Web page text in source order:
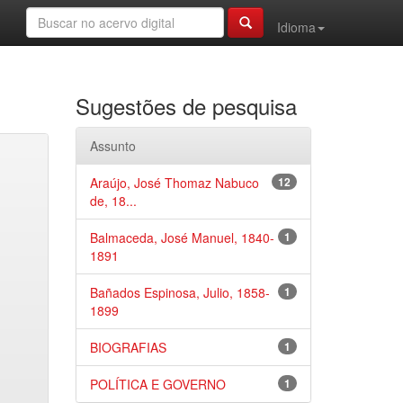
Idioma
Sugestões de pesquisa
Assunto
12
Araújo, José Thomaz Nabuco
de, 18...
1
Balmaceda, José Manuel, 1840-
1891
1
Bañados Espinosa, Julio, 1858-
1899
1
BIOGRAFIAS
1
POLÍTICA E GOVERNO